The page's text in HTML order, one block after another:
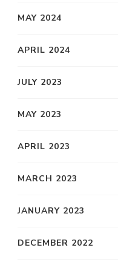
MAY 2024
APRIL 2024
JULY 2023
MAY 2023
APRIL 2023
MARCH 2023
JANUARY 2023
DECEMBER 2022